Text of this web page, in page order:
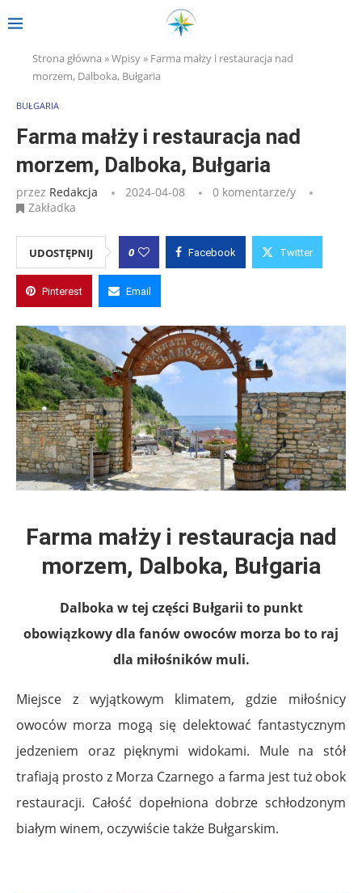
Strona główna »Wpisy» Farma małży i restauracja nad
morzem, Dalboka, Bułgaria
BUŁGARIA
Farma małży i restauracja nad
morzem, Dalboka, Bułgaria
przez Redakcja 2024-04-08
0 komentarze/y
Zakładka
UDOSTĘPNIJ 0 Facebook Twitter
Pinterest Email
Farma małży i restauracja nad
morzem, Dalboka, Bułgaria
Dalboka w tej części Bułgarii to punkt
obowiązkowy dla fanów owoców morza bo to raj
dla miłośników muli.
Miejsce z wyjątkowym klimatem, gdzie miłośnicy
owoców morza mogą się delektować fantastycznym
jedzeniem oraz pięknymi widokami. Mule na stół
trafiają prosto z Morza Czarnego a farma jest tuż obok
restauracji. Całość dopełniona dobrze schłodzonym
białym winem, oczywiście także Bułgarskim.